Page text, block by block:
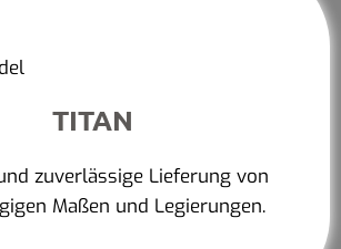
TITAN
zuverlässige Lieferung von
Maßen und Legierungen.